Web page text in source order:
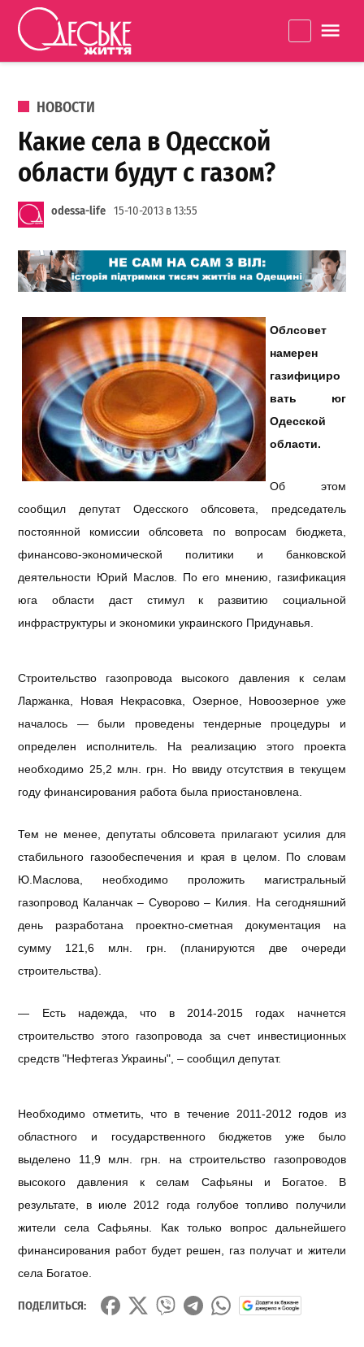
Перейти к содержанию
життя
ОПУБЛИКОВАНО В
НОВОСТИ
Какие села в Одесской
области будут с газом?
odessa-life 15-10-2013 в 13:55
Облсовет
намерен
газифициро
вать юг
Одесской
области.
Об этом
сообщил депутат Одесского облсовета, председатель
постоянной комиссии облсовета по вопросам бюджета,
финансово-экономической политики и банковской
деятельности Юрий Маслов. По его мнению, газификация
юга области даст стимул к развитию социальной
инфраструктуры и экономики украинского Придунавья.
Строительство газопровода высокого давления к селам
Ларжанка, Новая Некрасовка, Озерное, Новоозерное уже
началось — были проведены тендерные процедуры и
определен исполнитель. На реализацию этого проекта
необходимо 25,2 млн. грн. Но ввиду отсутствия в текущем
году финансирования работа была приостановлена.
Тем не менее, депутаты облсовета прилагают усилия для
стабильного газообеспечения и края в целом. По словам
Ю.Маслова, необходимо проложить магистральный
газопровод Каланчак – Суворово – Килия. На сегодняшний
день разработана проектно-сметная документация на
сумму 121,6 млн. грн. (планируются две очереди
строительства).
— Есть надежда, что в 2014-2015 годах начнется
строительство этого газопровода за счет инвестиционных
средств "Нефтегаз Украины", – сообщил депутат.
Необходимо отметить, что в течение 2011-2012 годов из
областного и государственного бюджетов уже было
выделено 11,9 млн. грн. на строительство газопроводов
высокого давления к селам Сафьяны и Богатое. В
результате, в июле 2012 года голубое топливо получили
жители села Сафьяны. Как только вопрос дальнейшего
финансирования работ будет решен, газ получат и жители
села Богатое.
ПОДЕЛИТЬСЯ: